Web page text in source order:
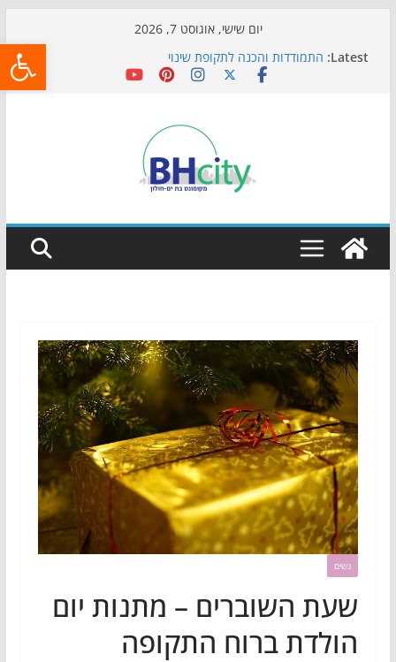
יום שישי, אוגוסט 7, 2026
Latest: התמודדות והכנה לתקופת שינוי
אי ההרפתקאות ממשיך לכבוש את הגינות: מאות משפחות
כדורגל באווירה מיוחדת: הקרנת גמר המונדיאל בטרמינל
הקיץ של בני הנוער בבת־ים: חוף הריביירה הופך למרחב
בטוח בשעות הערב
נשים
שעת השוברים – מתנות יום
הולדת ברוח התקופה